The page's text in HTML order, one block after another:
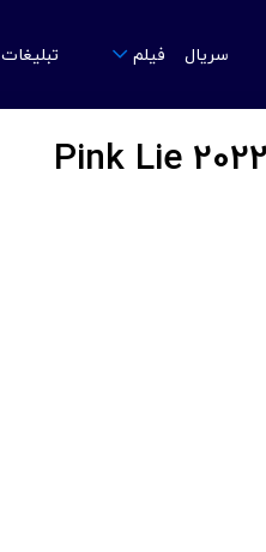
سریال فیلم تبلیغات